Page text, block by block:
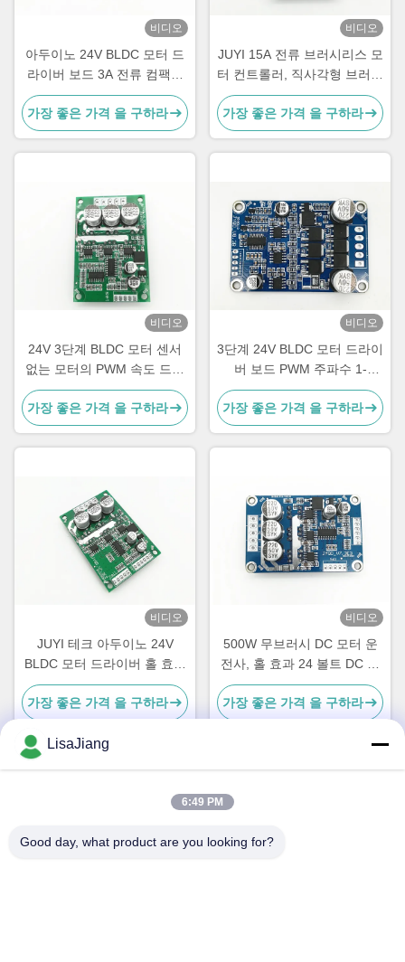
비디오
아두이노 24V BLDC 모터 드
라이버 보드 3A 전류 컴팩트
사이즈 JYQD-V6.7 모터 컨트
롤러
가장 좋은 가격 을 구하라
비디오
JUYI 15A 전류 브러시리스 모
터 컨트롤러, 직사각형 브러시
리스 속도 컨트롤러 모터 드라
이버 보드
가장 좋은 가격 을 구하라
비디오
24V 3단계 BLDC 모터 센서
없는 모터의 PWM 속도 드라
이버 모터 컨트롤러 속도 펄스
신호 출력 -20 - 85°C
가장 좋은 가격 을 구하라
비디오
3단계 24V BLDC 모터 드라이
버 보드 PWM 주파수 1-
20KHZ 직무 주기 0-100% 모
터 컨트롤러
가장 좋은 가격 을 구하라
비디오
JUYI 테크 아두이노 24V
BLDC 모터 드라이버 홀 효과
고효율 PWM 속도 제어 모터
컨트롤러
가장 좋은 가격 을 구하라
비디오
500W 무브러시 DC 모터 운
전사, 홀 효과 24 볼트 DC 모
터 속도 관제사
가장 좋은 가격 을 구하라
주소
LisaJiang
6:49 PM
Good day, what product are you looking for?